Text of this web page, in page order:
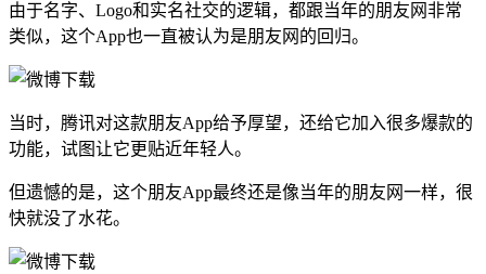
由于名字、Logo和实名社交的逻辑，都跟当年的朋友网非常
类似，这个App也一直被认为是朋友网的回归。
当时，腾讯对这款朋友App给予厚望，还给它加入很多爆款的
功能，试图让它更贴近年轻人。
但遗憾的是，这个朋友App最终还是像当年的朋友网一样，很
快就没了水花。